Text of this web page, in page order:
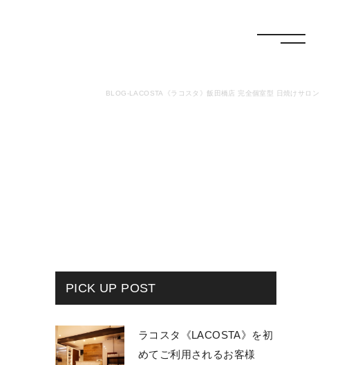
BLOG-LACOSTA《ラコスタ》飯田橋店 完全個室型 日焼けサロン
PICK UP POST
ラコスタ《LACOSTA》を初
めてご利用されるお客様
menu